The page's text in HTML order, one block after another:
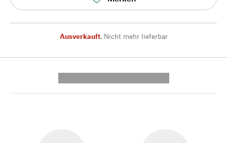
Ausverkauft, Nicht mehr lieferbar